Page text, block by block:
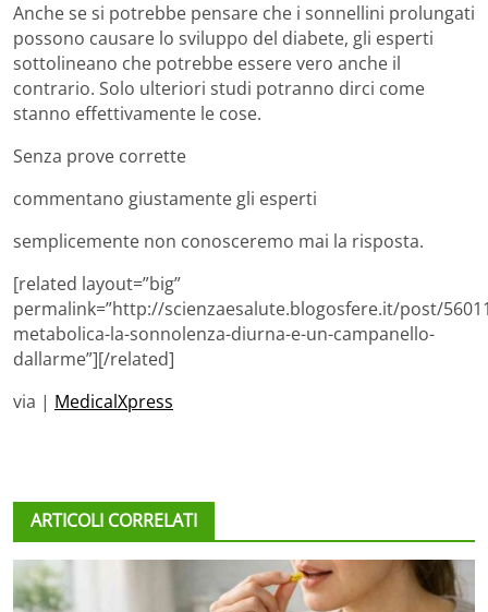
Anche se si potrebbe pensare che i sonnellini prolungati
possono causare lo sviluppo del diabete, gli esperti
sottolineano che potrebbe essere vero anche il
contrario. Solo ulteriori studi potranno dirci come
stanno effettivamente le cose.
Senza prove corrette
commentano giustamente gli esperti
semplicemente non conosceremo mai la risposta.
[related layout=”big”
permalink=”http://scienzaesalute.blogosfere.it/post/
metabolica-la-sonnolenza-diurna-e-un-campanello-
dallarme”][/related]
via | MedicalXpress
ARTICOLI CORRELATI